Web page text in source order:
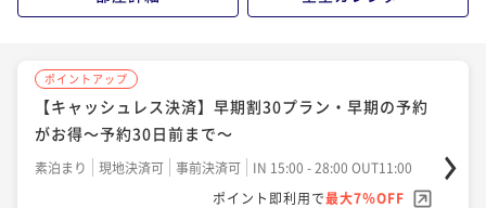
2名
ポイントアップ
【キャッシュレス決済】翌日はゆっくり･･･13時チェッ
クアウトプラン（食事なし）
素泊まり 現地決済可
IN 15:00 - 24:00 OUT13:00
ポイント即利用で最大4％OFF
ポイントアップ
【キャッシュレス決済】早期割30プラン・早期の予約
がお得～予約30日前まで～
素泊まり 現地決済可 事前決済可
IN 15:00 - 28:00 OUT11:00
ポイント即利用で最大7％OFF